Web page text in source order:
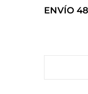
ENVÍO